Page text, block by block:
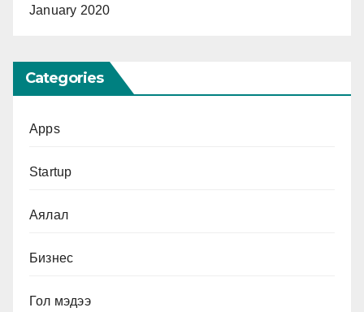
January 2020
Categories
Apps
Startup
Аялал
Бизнес
Гол мэдээ